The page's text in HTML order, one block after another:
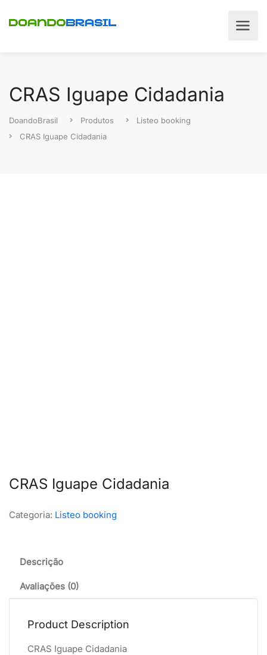
CRAS Iguape Cidadania
DoandoBrasil Produtos
Listeo booking
CRAS Iguape Cidadania
CRAS Iguape Cidadania
Categoria: Listeo booking
Descrição
Avaliações (0)
Product Description
CRAS Iguape Cidadania